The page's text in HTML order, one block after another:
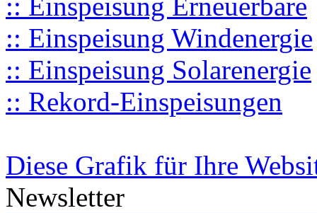
:: Einspeisung Windenergie
:: Einspeisung Solarenergie
:: Rekord-Einspeisungen
Diese Grafik für Ihre
Newsletter